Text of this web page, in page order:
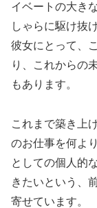
イベートの大き
しゃらに駆け抜
彼女にとって、
り、これからの
もあります。
これまで築き上
のお仕事を何よ
としての個人的
きたいという、
寄せています。